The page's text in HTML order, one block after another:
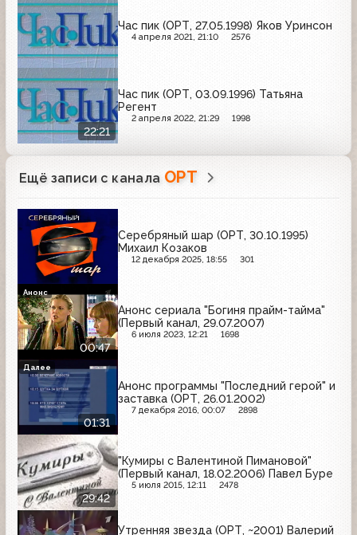
Час пик (ОРТ, 27.05.1998) Яков Уринсон
4 апреля 2021, 21:10 2576
22:21
Час пик (ОРТ, 03.09.1996) Татьяна
Регент
2 апреля 2022, 21:29 1998
Ещё записи с канала ОРТ
Серебряный шар (ОРТ, 30.10.1995)
Михаил Козаков
12 декабря 2025, 18:55 301
00:47
Анонс сериала "Богиня прайм-тайма"
(Первый канал, 29.07.2007)
6 июля 2023, 12:21 1698
Анонс
01:31
Анонс программы "Последний герой" и
заставка (ОРТ, 26.01.2002)
7 декабря 2016, 00:07 2898
Далее
29:42
"Кумиры с Валентиной Пимановой"
(Первый канал, 18.02.2006) Павел Буре
5 июля 2015, 12:11 2478
Утренняя звезда (ОРТ, ~2001) Валерий